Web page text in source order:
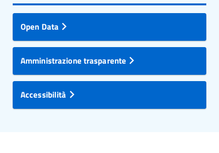
Open Data
Amministrazione trasparente
Accessibilità